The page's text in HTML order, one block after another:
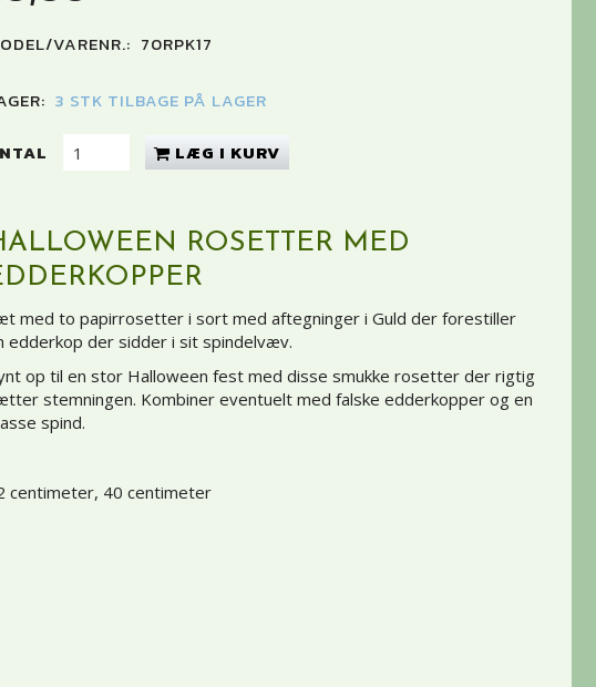
VARENR.: 70RPK17
3 STK TILBAGE PÅ LAGER
LÆG I KURV
ROSETTER MED
med to papirrosetter i sort med aftegninger i Guld der forestiller
edderkop der sidder i sit spindelvæv.
op til en stor Halloween fest med disse smukke rosetter der rigtig
stemningen. Kombiner eventuelt med falske edderkopper og en
spind.
centimeter, 40 centimeter